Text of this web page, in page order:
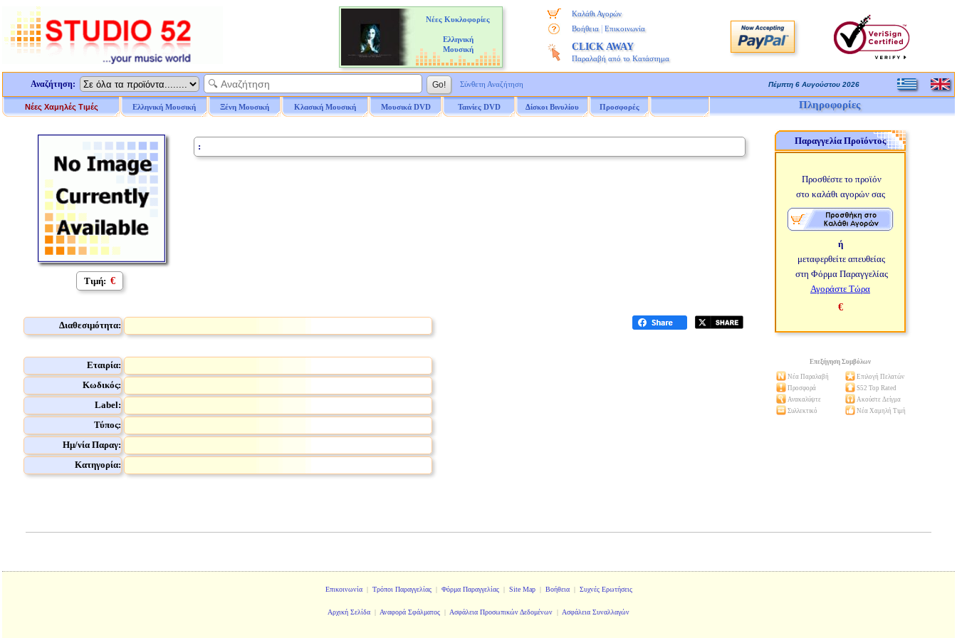
Νέες Κυκλοφορίες
Ελληνική
Μουσική
Καλάθι Αγορών
Βοήθεια
Επικοινωνία
CLICK AWAY
Παραλαβή από το Κατάστημα
Αναζήτηση: Σύνθετη Αναζήτηση Πέμπτη 6 Αυγούστου 2026
Νέες Χαμηλές Τιμές Ελληνική Μουσική Ξένη Μουσική Κλασική Μουσική Μουσικά DVD Ταινίες DVD Δίσκοι Βινυλίου Προσφορές Πληροφορίες
Τιμή: €
:
Διαθεσιμότητα:
Εταιρία:
Κωδικός:
Label:
Τύπος:
Ημ/νία Παραγ:
Κατηγορία:
Παραγγελία Προϊόντος
Προσθέστε το προϊόν
στο καλάθι αγορών σας
ή
μεταφερθείτε απευθείας
στη Φόρμα Παραγγελίας
Αγοράστε Τώρα
€
Επεξήγηση Συμβόλων
Νέα Παραλαβή
Επιλογή Πελατών
Προσφορά
S52 Top Rated
Ανακαλύψτε
Ακούστε Δείγμα
Συλλεκτικό
Νέα Χαμηλή Τιμή
Επικοινωνία| Τρόποι Παραγγελίας| Φόρμα Παραγγελίας| Site Map| Βοήθεια| Συχνές Ερωτήσεις
Αρχική Σελίδα | Αναφορά Σφάλματος | Ασφάλεια Προσωπικών Δεδομένων | Ασφάλεια Συναλλαγών